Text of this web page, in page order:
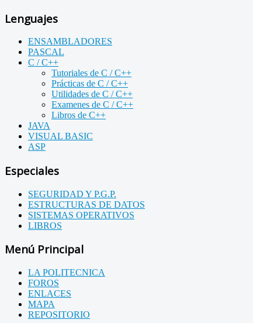
Lenguajes
ENSAMBLADORES
PASCAL
C / C++
Tutoriales de C / C++
Prácticas de C / C++
Utilidades de C / C++
Examenes de C / C++
Libros de C++
JAVA
VISUAL BASIC
ASP
Especiales
SEGURIDAD Y P.G.P.
ESTRUCTURAS DE DATOS
SISTEMAS OPERATIVOS
LIBROS
Menú Principal
LA POLITECNICA
FOROS
ENLACES
MAPA
REPOSITORIO